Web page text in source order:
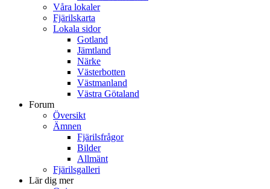
Våra lokaler
Fjärilskarta
Lokala sidor
Gotland
Jämtland
Närke
Västerbotten
Västmanland
Västra Götaland
Forum
Översikt
Ämnen
Fjärilsfrågor
Bilder
Allmänt
Fjärilsgalleri
Lär dig mer